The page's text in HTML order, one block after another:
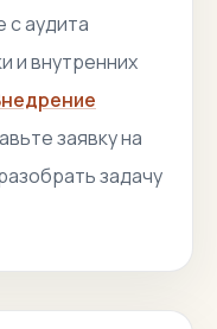
с аудита
и внутренних
заявку на
задачу